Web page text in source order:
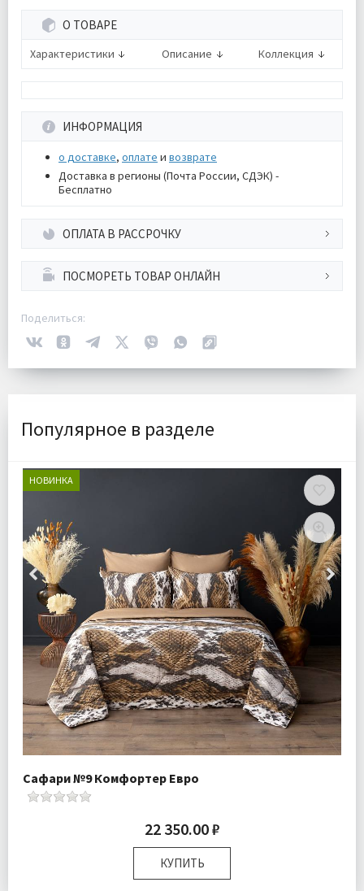
О ТОВАРЕ
Характеристики Описание Коллекция
ИНФОРМАЦИЯ
о доставке, оплате и возврате
Доставка в регионы (Почта России, СДЭК) -
Бесплатно
ОПЛАТА В РАССРОЧКУ
ПОСМОРЕТЬ ТОВАР ОНЛАЙН
Поделиться:
Популярное в разделе
НОВИНКА
Сафари №9 Комфортер Евро
22 350.00 ₽
КУПИТЬ